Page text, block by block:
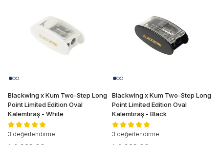
Blackwing x Kum Two-Step Long
Point Limited Edition Oval
Kalemtıraş - White
3 değerlendirme
Blackwing x Kum Two-Step Long
Point Limited Edition Oval
Kalemtıraş - Black
3 değerlendirme